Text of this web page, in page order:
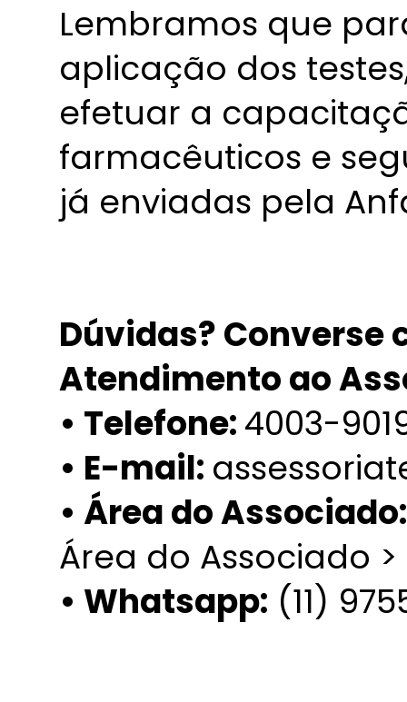
Lembramos que
aplicação dos
efetuar a
farmacêuticos e
já enviadas pela
Dúvidas? Converse
Atendimento ao
• Telefone:4003-
• E-mail:
• Área do
Área do Associado
• Whatsapp: (11)